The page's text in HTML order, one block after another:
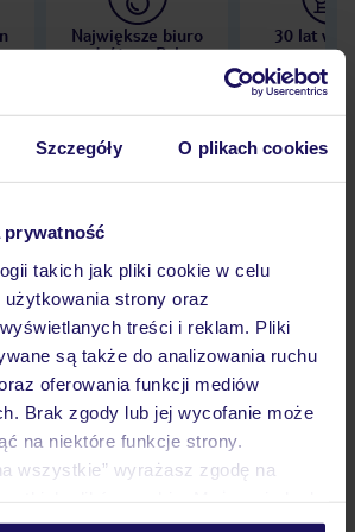
Szczegóły O plikach cookies
prywatność
takich jak pliki cookie w celu
strony oraz
treści i reklam. Pliki
są także do analizowania ruchu
oferowania funkcji mediów
Brak zgody lub jej wycofanie może
na niektóre funkcje strony.
wszystkie” wyrażasz zgodę na
wybór wchodząc w zakładkę
Największe biuro
podróży w Polsce
30 lat w